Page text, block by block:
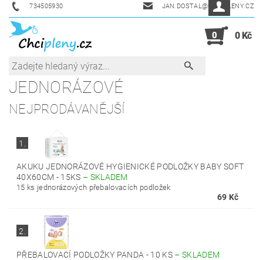
734505930 JAN.DOSTAL@CHCIPLENY.CZ
0 0 Kč
JEDNORÁZOVÉ
NEJPRODÁVANĚJŠÍ
1.
AKUKU JEDNORÁZOVÉ HYGIENICKÉ PODLOŽKY BABY SOFT
40X60CM - 15KS – SKLADEM
15 ks jednorázových přebalovacích podložek
69 Kč
2.
PŘEBALOVACÍ PODLOŽKY PANDA - 10 KS – SKLADEM